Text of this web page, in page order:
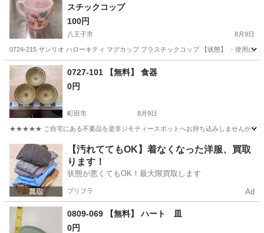
スチックコップ
100円
八王子市 8月9日
0724-215 サンリオ ハローキティ マグカップ プラスチックコップ 【状態】 ・使用に
東京 八王子市 サンリオ
0727-101 【無料】 食器
0円
町田市 8月9日
★★★★★ ご自宅にある不要品を是非ジモティースポットへお持ち込みしませんか？
東京 町田市 食器 現地
【汚れててもOK】着なくなった洋服、買取
ります！
状態が悪くてもOK！最大限買取します
プリフラ Ad
0809-069 【無料】 ハート 皿
0円